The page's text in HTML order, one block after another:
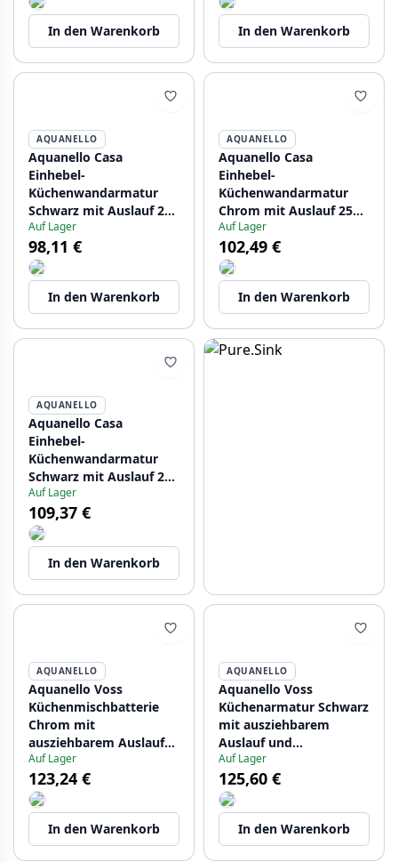
In den Warenkorb In den Warenkorb
AQUANELLO
Aquanello Casa
Einhebel-
Küchenwandarmatur
Schwarz mit Auslauf 20
cm BL-1420-CS
Auf Lager
98,11 €
In den Warenkorb
AQUANELLO
Aquanello Casa
Einhebel-
Küchenwandarmatur
Chrom mit Auslauf 25
cm CR-1425-CS
Auf Lager
102,49 €
In den Warenkorb
AQUANELLO
Aquanello Casa
Einhebel-
Küchenwandarmatur
Schwarz mit Auslauf 25
cm BL-1425-CS
Auf Lager
109,37 €
In den Warenkorb
AQUANELLO
Aquanello Voss
Küchenmischbatterie
Chrom mit
ausziehbarem Auslauf
und Sprühfunktion CR-
7200-VS
Auf Lager
123,24 €
In den Warenkorb
AQUANELLO
Aquanello Voss
Küchenarmatur Schwarz
mit ausziehbarem
Auslauf und
Sprühfunktion BL-7200-
VS
Auf Lager
125,60 €
In den Warenkorb